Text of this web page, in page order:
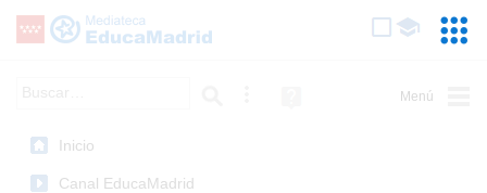
Saltar navegación
Inicio
Canal EducaMadrid